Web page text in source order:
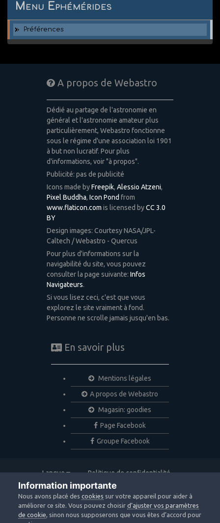
Menu Ephémérides
Préférences
A propos de Webastro
Dédié au partage de l'astronomie en
général et l'astronomie amateur plus
particulièrement, Webastro fonctionne
sous le régime d'une association loi 1901
à but non lucratif. Pour plus
d'informations, voir "à propos".
Publicité: pas de publicité
Icons made byFreepik, Alessio Atzeni,
Pixel Buddha, Icon Pond from
www.flaticon.com is licensed byCC 3.0
BY
Design images: Courtesy NASA/JPL-
Caltech / Webastro - Quercus
Pour plus d'informations sur la
navigabilité du site, vous pouvez
consulter la page suivante: Infos
Navigateurs.
Si vous lisez ceci, c'est que vous
explorez le site vraiment à fond.
Personne ne scrolle jamais jusqu'en bas.
En savoir plus
Mentions légales
A propos de Webastro
Magasin: goodies
Page Facebook
Groupe Facebook
Langue
Politique de confidentialité
Nous contacter
Copyright © 2020 Webastro
Powered by Invision Community
Information importante
Nous avons placé descookies sur votre appareil pour aider à
améliorer ce site. Vous pouvez choisird’ajuster vos paramètres
de cookie, sinon nous supposerons que vous êtes d’accord pour